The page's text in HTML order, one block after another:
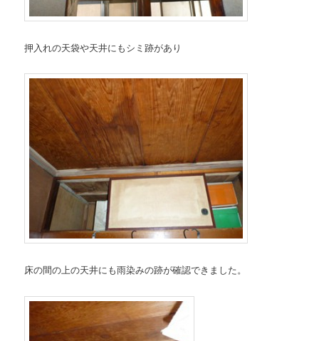
押入れの天袋や天井にもシミ跡があり
床の間の上の天井にも雨染みの跡が確認できました。